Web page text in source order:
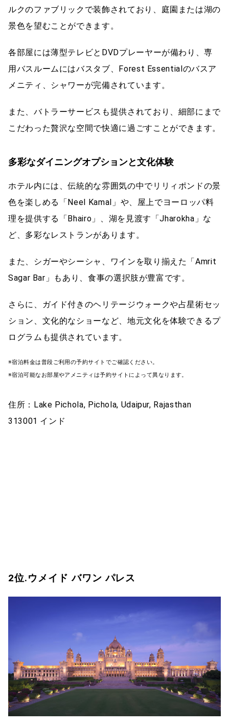
ルクのファブリックで装飾されており、庭園または湖の
景色を望むことができます。
各部屋には薄型テレビとDVDプレーヤーが備わり、専
用バスルームにはバスタブ、Forest Essentialのバスア
メニティ、シャワーが完備されています。
また、バトラーサービスも提供されており、細部にまで
こだわった贅沢な空間で快適に過ごすことができます。
多彩なダイニングオプションと文化体験
ホテル内には、伝統的な雰囲気の中でリリィポンドの景
色を楽しめる「Neel Kamal」や、屋上でヨーロッパ料
理を提供する「Bhairo」、湖を見渡す「Jharokha」な
ど、多彩なレストランがあります。
また、シガーやシーシャ、ワインを取り揃えた「Amrit
Sagar Bar」もあり、食事の選択肢が豊富です。
さらに、ガイド付きのヘリテージウォークや占星術セッ
ション、文化的なショーなど、地元文化を体験できるプ
ログラムも提供されています。
※宿泊料金は普段ご利用の予約サイトでご確認ください。
※宿泊可能なお部屋やアメニティは予約サイトによって異なります。
住所：Lake Pichola, Pichola, Udaipur, Rajasthan
313001 インド
2位.ウメイド バワン パレス